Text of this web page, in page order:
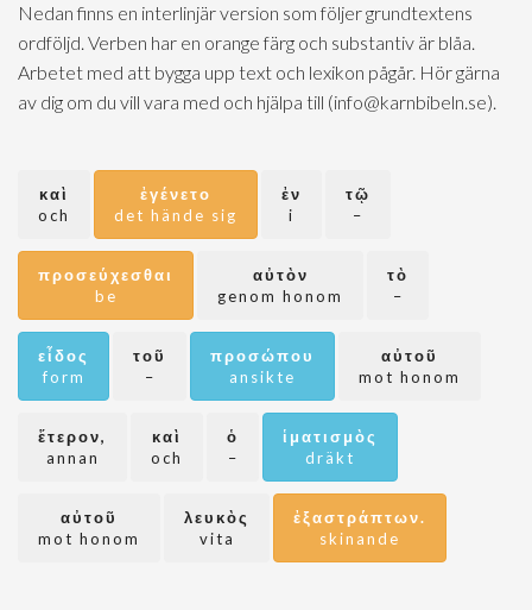
Nedan finns en interlinjär version som följer grundtextens
ordföljd. Verben har en orange färg och substantiv är blåa.
Arbetet med att bygga upp text och lexikon pågår. Hör gärna
av dig om du vill vara med och hjälpa till (info@karnbibeln.se).
καὶ
och
ἐγένετο
det hände sig
ἐν
i
τῷ
–
προσεύχεσθαι
be
αὐτὸν
genom honom
τὸ
–
εἶδος
form
τοῦ
–
προσώπου
ansikte
αὐτοῦ
mot honom
ἕτερον,
annan
καὶ
och
ὁ
–
ἱματισμὸς
dräkt
αὐτοῦ
mot honom
λευκὸς
vita
ἐξαστράπτων.
skinande